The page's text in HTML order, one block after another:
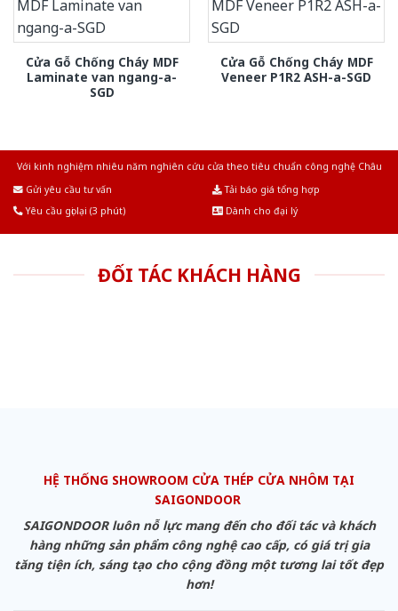
Cửa Gỗ Chống Cháy MDF
Laminate van ngang-a-
SGD
Cửa Gỗ Chống Cháy MDF
Veneer P1R2 ASH-a-SGD
Với kinh nghiệm nhiêu năm nghiên cứu cửa theo tiêu chuẩn công nghệ Châu
Gửi yêu cầu tư vấn
Tải báo giá tổng hợp
Yêu cầu gọi lại (3 phút)
Dành cho đại lý
ĐỐI TÁC KHÁCH HÀNG
HỆ THỐNG SHOWROOM CỬA THÉP CỬA NHÔM TẠI
SAIGONDOOR
SAIGONDOOR luôn nỗ lực mang đến cho đối tác và khách
hàng những sản phẩm công nghệ cao cấp, có giá trị gia
tăng tiện ích, sáng tạo cho cộng đồng một tương lai tốt đẹp
hơn!